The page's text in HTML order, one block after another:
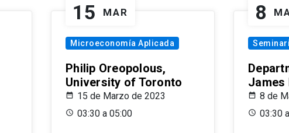
15 MAR
Microeconomía Aplicada
Philip Oreopolous,
University of Toronto
15 de Marzo de 2023
03:30 a 05:00
8
James
8 de
03:30